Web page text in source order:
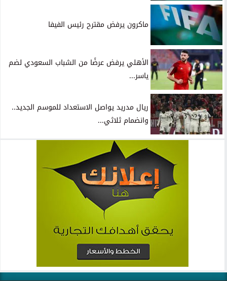
ماكرون يرفض مقترح رئيس الفيفا
الأهلي يرفض عرضًا من الشباب السعودي لضم
ياسر...
ريال مدريد يواصل الاستعداد للموسم الجديد..
وانضمام ثلاثي...